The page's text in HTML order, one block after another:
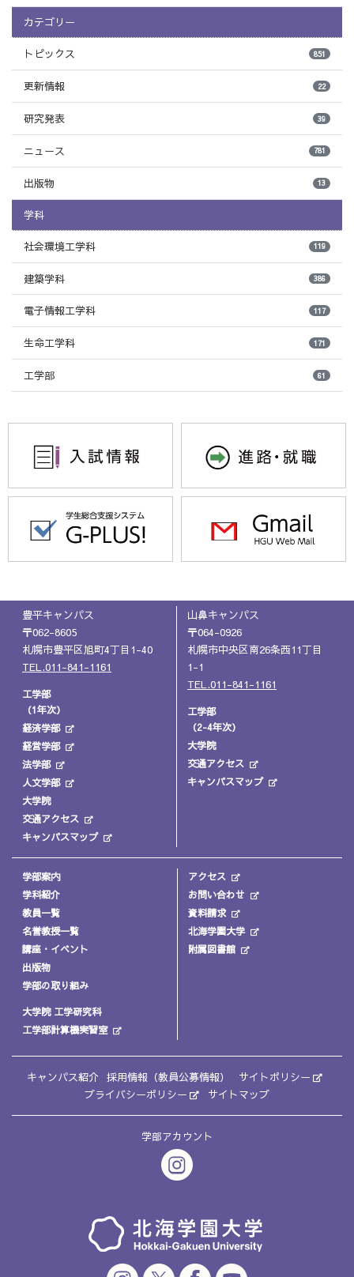
カテゴリー
トピックス 851
更新情報 22
研究発表 39
ニュース 781
出版物 13
学科
社会環境工学科 119
建築学科 386
電子情報工学科 117
生命工学科 171
工学部 61
豊平キャンパス
〒062-8605
札幌市豊平区旭町4丁目1-40
TEL.011-841-1161
工学部
（1年次）
経済学部
経営学部
法学部
人文学部
大学院
交通アクセス
キャンパスマップ
山鼻キャンパス
〒064-0926
札幌市中央区南26条西11丁目
1-1
TEL.011-841-1161
工学部
（2-4年次）
大学院
交通アクセス
キャンパスマップ
学部案内
学科紹介
教員一覧
名誉教授一覧
講座・イベント
出版物
学部の取り組み
大学院 工学研究科
工学部計算機実習室
アクセス
お問い合わせ
資料請求
北海学園大学
附属図書館
キャンパス紹介 採用情報（教員公募情報）
サイトポリシー
プライバシーポリシー
サイトマップ
学部アカウント